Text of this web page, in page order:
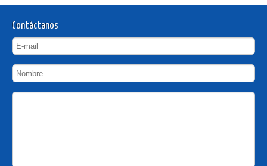
Contáctanos